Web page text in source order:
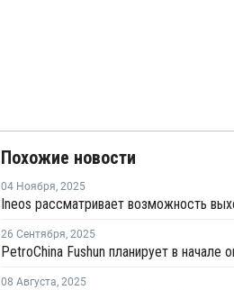
Похожие новости
04 Ноября, 2025
26 Сентября, 2025
08 Августа, 2025